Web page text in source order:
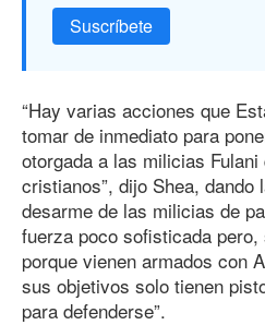
Suscríbete
“Hay varias acciones que
tomar de inmediato para
otorgada a las milicias
cristianos”, dijo Shea, dando
desarme de las milicias de
fuerza poco sofisticada
porque vienen armados con
sus objetivos solo tienen
para defenderse”.